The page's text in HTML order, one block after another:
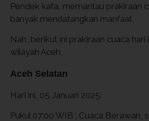
Pendek kata, memantau prakiraan
banyak mendatangkan manfaat.
Nah, berikut ini prakiraan cuaca hari
wilayah Aceh.
Aceh Selatan
Hari ini, 05 Januari 2025:
Pukul 07:00 WIB : Cuaca Berawan,